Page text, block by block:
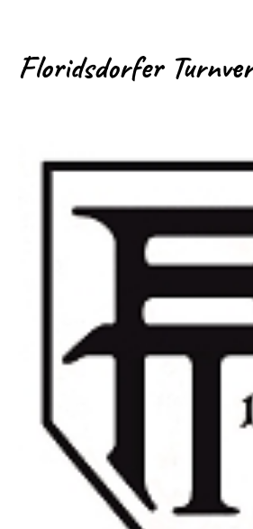
Floridsdorfer